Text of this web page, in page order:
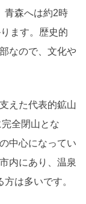
青森へは約2時
ます。歴史的
なので、文化や
えた代表的鉱山
全閉山とな
中心になってい
内にあり、温泉
は多いです。